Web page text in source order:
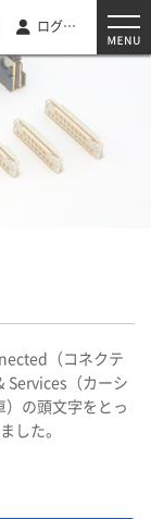
ログイン
（コネクテ
Services（カーシ
の頭文字をとっ
した。